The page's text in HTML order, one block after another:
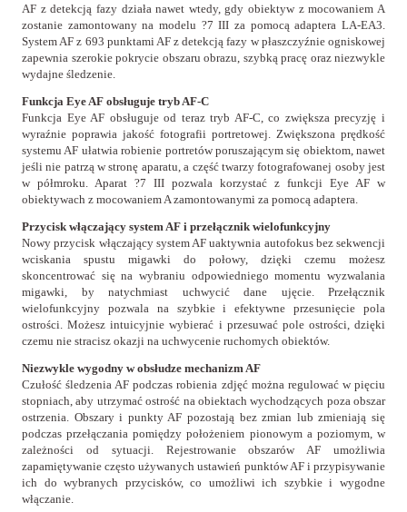
AF z detekcją fazy działa nawet wtedy, gdy obiektyw z mocowaniem A
zostanie zamontowany na modelu ?7 III za pomocą adaptera LA-EA3.
System AF z 693 punktami AF z detekcją fazy w płaszczyźnie ogniskowej
zapewnia szerokie pokrycie obszaru obrazu, szybką pracę oraz niezwykle
wydajne śledzenie.
Funkcja Eye AF obsługuje tryb AF-C
Funkcja Eye AF obsługuje od teraz tryb AF-C, co zwiększa precyzję i
wyraźnie poprawia jakość fotografii portretowej. Zwiększona prędkość
systemu AF ułatwia robienie portretów poruszającym się obiektom, nawet
jeśli nie patrzą w stronę aparatu, a część twarzy fotografowanej osoby jest
w półmroku. Aparat ?7 III pozwala korzystać z funkcji Eye AF w
obiektywach z mocowaniem A zamontowanymi za pomocą adaptera.
Przycisk włączający system AF i przełącznik wielofunkcyjny
Nowy przycisk włączający system AF uaktywnia autofokus bez sekwencji
wciskania spustu migawki do połowy, dzięki czemu możesz
skoncentrować się na wybraniu odpowiedniego momentu wyzwalania
migawki, by natychmiast uchwycić dane ujęcie. Przełącznik
wielofunkcyjny pozwala na szybkie i efektywne przesunięcie pola
ostrości. Możesz intuicyjnie wybierać i przesuwać pole ostrości, dzięki
czemu nie stracisz okazji na uchwycenie ruchomych obiektów.
Niezwykle wygodny w obsłudze mechanizm AF
Czułość śledzenia AF podczas robienia zdjęć można regulować w pięciu
stopniach, aby utrzymać ostrość na obiektach wychodzących poza obszar
ostrzenia. Obszary i punkty AF pozostają bez zmian lub zmieniają się
podczas przełączania pomiędzy położeniem pionowym a poziomym, w
zależności od sytuacji. Rejestrowanie obszarów AF umożliwia
zapamiętywanie często używanych ustawień punktów AF i przypisywanie
ich do wybranych przycisków, co umożliwi ich szybkie i wygodne
włączanie.